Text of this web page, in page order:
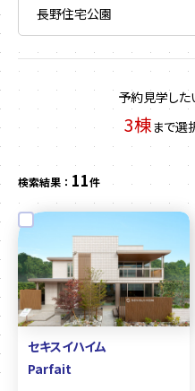
予約見学した
3棟まで選
検索結果 ： 11件
セキスイハイム
Parfait